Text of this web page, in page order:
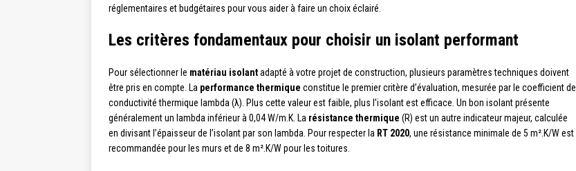
réglementaires et budgétaires pour vous aider à faire un choix éclairé.
Les critères fondamentaux pour choisir un isolant performant
Pour sélectionner le matériau isolantadapté à votre projet de construction, plusieurs paramètres techniques doivent
être pris en compte. La performance thermique constitue le premier critère d’évaluation, mesurée par le coefficient de
conductivité thermique lambda (λ). Plus cette valeur est faible, plus l’isolant est efficace. Un bon isolant présente
généralement un lambda inférieur à 0,04 W/m.K. La résistance thermique (R) est un autre indicateur majeur, calculée
en divisant l’épaisseur de l’isolant par son lambda. Pour respecter la RT 2020, une résistance minimale de 5 m².K/W est
recommandée pour les murs et de 8 m².K/W pour les toitures.